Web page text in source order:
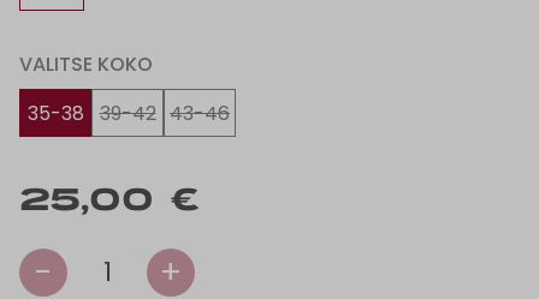
VALITSE KOKO
35-38 39-42 43-46
25,00 €
- 1 +